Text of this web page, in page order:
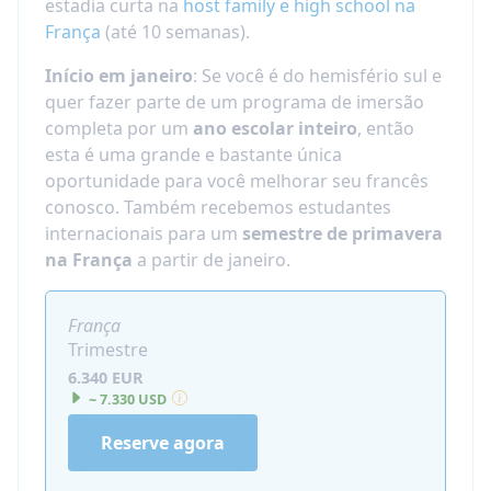
irão desfrutar primeiro de um
dias em Paris, conhecendo outros estudantes
de intercâmbio de todo o mundo.
Durante toda a sua estadia, você terá o apoio
de umcoordenador localeacesso a uma
linha direta de emergência 24/7.
Para quem é este programa?
Este programa é perfeito para estudantes que:
França
local
São curiosos, adaptáveis e abertos às
diferenças culturais
Querem uma experiência francesa
estadia curta na host family e high school na
França (até 10 semanas).
Início em janeiro: Se você é do hemisfério sul e
quer fazer parte de um programa de imersão
completa por um ano escolar inteiro, então
esta é uma grande e bastante única
oportunidade para você melhorar seu francês
conosco. Também recebemos estudantes
internacionais para um semestre de primavera
na França a partir de janeiro.
França
Trimestre
6.340 EUR
~ 7.330 USD
Reserve agora